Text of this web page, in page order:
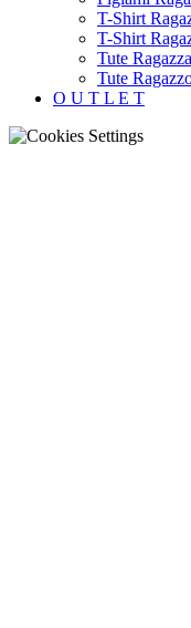
T-Shirt
T-Shirt
Tute Ragazza
Tute
O U T L E T